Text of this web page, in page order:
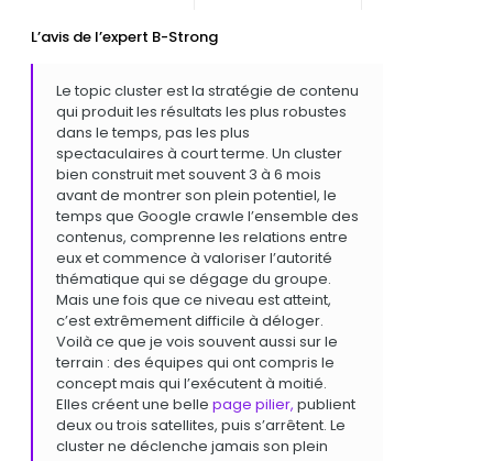
L’avis de l’expert B-Strong
Le topic cluster est la stratégie de contenu
qui produit les résultats les plus robustes
dans le temps, pas les plus
spectaculaires à court terme. Un cluster
bien construit met souvent 3 à 6 mois
avant de montrer son plein potentiel, le
temps que Google crawle l’ensemble des
contenus, comprenne les relations entre
eux et commence à valoriser l’autorité
thématique qui se dégage du groupe.
Mais une fois que ce niveau est atteint,
c’est extrêmement difficile à déloger.
Voilà ce que je vois souvent aussi sur le
terrain : des équipes qui ont compris le
concept mais qui l’exécutent à moitié.
Elles créent une belle page pilier, publient
deux ou trois satellites, puis s’arrêtent. Le
cluster ne déclenche jamais son plein